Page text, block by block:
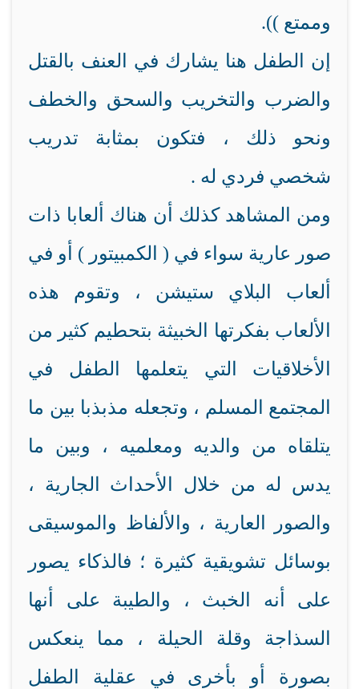
وممتع )).
إن الطفل هنا يشارك في العنف بالقتل
والضرب والتخريب والسحق والخطف
ونحو ذلك ، فتكون بمثابة تدريب
شخصي فردي له .
ومن المشاهد كذلك أن هناك ألعابا ذات
صور عارية سواء في ( الكمبيتور ) أو في
ألعاب البلاي ستيشن ، وتقوم هذه
الألعاب بفكرتها الخبيثة بتحطيم كثير من
الأخلاقيات التي يتعلمها الطفل في
المجتمع المسلم ، وتجعله مذبذبا بين ما
يتلقاه من والديه ومعلميه ، وبين ما
يدس له من خلال الأحداث الجارية ،
والصور العارية ، والألفاظ والموسيقى
بوسائل تشويقية كثيرة ؛ فالذكاء يصور
على أنه الخبث ، والطيبة على أنها
السذاجة وقلة الحيلة ، مما ينعكس
بصورة أو بأخرى في عقلية الطفل